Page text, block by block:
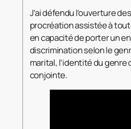
J’ai défendu l’ouverture
procréation assistée à
en capacité de porter un
discrimination selon le
marital, l’identité du genre
conjointe.